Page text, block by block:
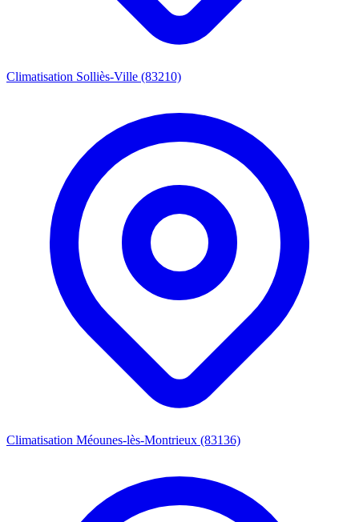
Climatisation Solliès-Ville (83210)
Climatisation Méounes-lès-Montrieux (83136)